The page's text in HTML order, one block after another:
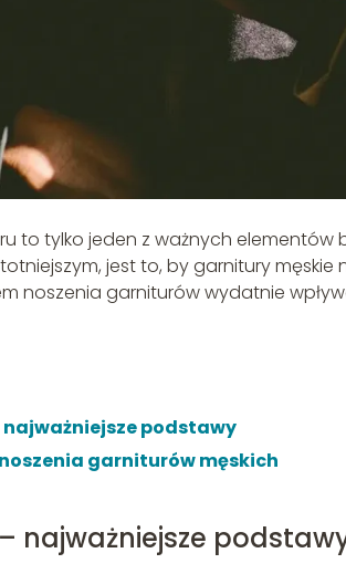
to tylko jeden z ważnych elementów
jest to, by garnitury
noszenia garniturów wydatnie
podstawy
garniturów męskich
najważniejsze